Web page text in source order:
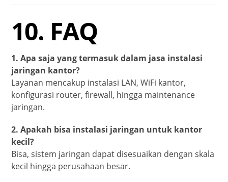
10. FAQ
1. Apa saja yang termasuk dalam jasa instalasi
jaringan kantor?
Layanan mencakup instalasi LAN, WiFi kantor,
konfigurasi router, firewall, hingga maintenance
jaringan.
2. Apakah bisa instalasi jaringan untuk kantor
kecil?
Bisa, sistem jaringan dapat disesuaikan dengan skala
kecil hingga perusahaan besar.